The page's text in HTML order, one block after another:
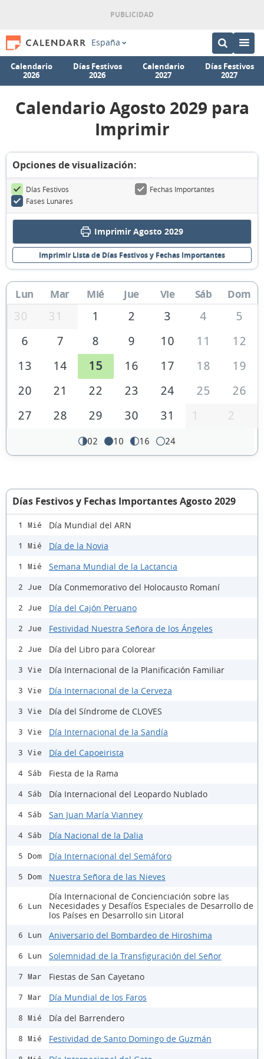
España
Calendario
2026
Días Festivos
2026
Calendario
2027
Días Festivos
2027
Calendario Agosto 2029 para
Imprimir
Opciones de visualización:
Días Festivos
Fechas Importantes
Fases Lunares
Imprimir Agosto 2029
Imprimir Lista de Días Festivos y Fechas Importantes
Lun Mar Mié Jue Vie Sáb Dom
30 31 1 2 3 4
5
6
7 8 9 10 11
12
13
14 15 16 17 18
19
20
21 22 23 24 25
26
27
28 29 30 31 1 2
02 10 16 24
Días Festivos y Fechas Importantes Agosto 2029
1 Mié Día Mundial del ARN
1 Mié Día de la Novia
1 Mié Semana Mundial de la Lactancia
2 Jue Día Conmemorativo del Holocausto Romaní
2 Jue Día del Cajón Peruano
2 Jue Festividad Nuestra Señora de los Ángeles
2 Jue Día del Libro para Colorear
3 Vie Día Internacional de la Planificación Familiar
3 Vie Día Internacional de la Cerveza
3 Vie Día del Síndrome de CLOVES
3 Vie Día Internacional de la Sandía
3 Vie Día del Capoeirista
4 Sáb Fiesta de la Rama
4 Sáb Día Internacional del Leopardo Nublado
4 Sáb San Juan María Vianney
4 Sáb Día Nacional de la Dalia
5 Dom Día Internacional del Semáforo
5 Dom Nuestra Señora de las Nieves
6 Lun
Día Internacional de Concienciación sobre las
Necesidades y Desafíos Especiales de Desarrollo de
los Países en Desarrollo sin Litoral
6 Lun Aniversario del Bombardeo de Hiroshima
6 Lun Solemnidad de la Transfiguración del Señor
7 Mar Fiestas de San Cayetano
7 Mar Día Mundial de los Faros
8 Mié Día del Barrendero
8 Mié Festividad de Santo Domingo de Guzmán